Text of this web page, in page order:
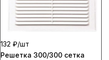
132 ₽/шт
Решетка 300/300 сетка